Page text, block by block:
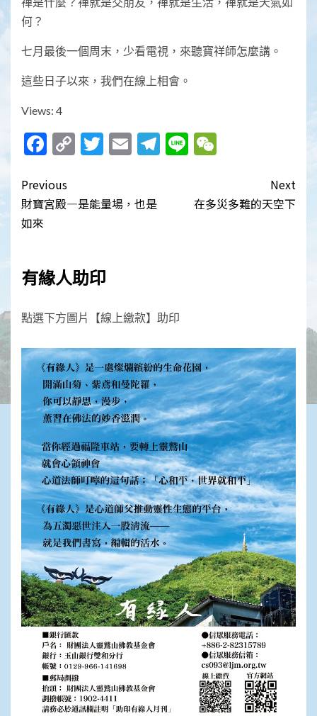
何？
七月最後一個周末，少看電視，來聽寶祥師怎麼講。
這些日子以來，我們在線上相會。
Views: 4
Facebook
CopyTwitter
EmailTelegram
Line
Post
navigation
Previous
財寶宮殿—是能量場，也是
如來
Next
在多災多難的天空下
有緣人助印
點選下方圖片【線上繳款】助印